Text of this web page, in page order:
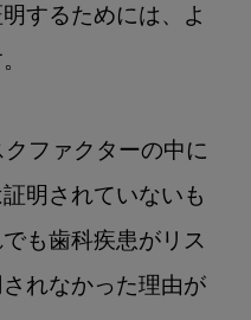
するためには、よ
ファクターの中に
明されていないも
も歯科疾患がリス
れなかった理由が